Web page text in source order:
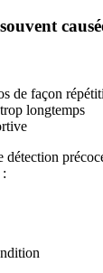
de façon
longtemps